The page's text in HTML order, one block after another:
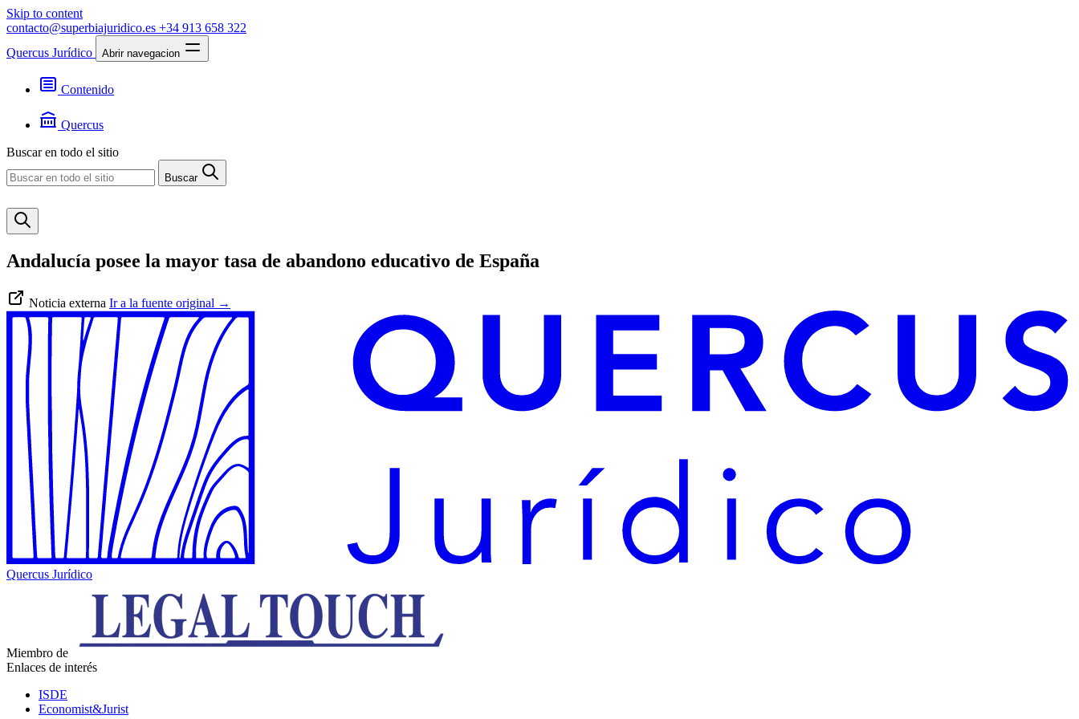
Skip to content
contacto@superbiajuridico.es +34 913 658 322
Quercus Jurídico
Abrir navegacion
Contenido
Noticias
Quercus
Contacto
Buscar en todo el sitio
Buscar
Andalucía posee la mayor tasa de abandono educativo de España
Noticia externa Ir a la fuente original →
Quercus Jurídico
Miembro de
Enlaces de interés
ISDE
Economist&Jurist